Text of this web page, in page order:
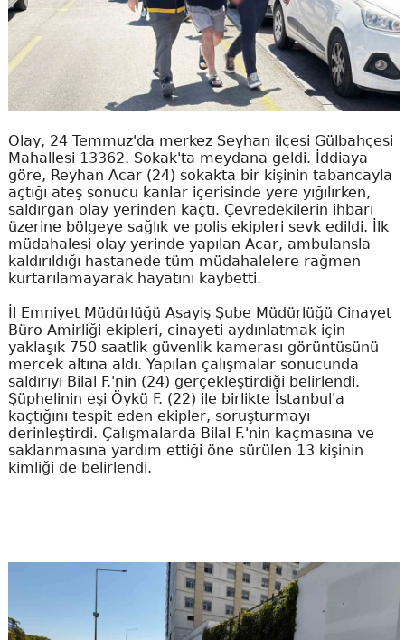
Olay, 24 Temmuz'da merkez Seyhan ilçesi Gülbahçesi
Mahallesi 13362. Sokak'ta meydana geldi. İddiaya
göre, Reyhan Acar (24) sokakta bir kişinin tabancayla
açtığı ateş sonucu kanlar içerisinde yere yığılırken,
saldırgan olay yerinden kaçtı. Çevredekilerin ihbarı
üzerine bölgeye sağlık ve polis ekipleri sevk edildi. İlk
müdahalesi olay yerinde yapılan Acar, ambulansla
kaldırıldığı hastanede tüm müdahalelere rağmen
kurtarılamayarak hayatını kaybetti.
İl Emniyet Müdürlüğü Asayiş Şube Müdürlüğü Cinayet
Büro Amirliği ekipleri, cinayeti aydınlatmak için
yaklaşık 750 saatlik güvenlik kamerası görüntüsünü
mercek altına aldı. Yapılan çalışmalar sonucunda
saldırıyı Bilal F.'nin (24) gerçekleştirdiği belirlendi.
Şüphelinin eşi Öykü F. (22) ile birlikte İstanbul'a
kaçtığını tespit eden ekipler, soruşturmayı
derinleştirdi. Çalışmalarda Bilal F.'nin kaçmasına ve
saklanmasına yardım ettiği öne sürülen 13 kişinin
kimliği de belirlendi.